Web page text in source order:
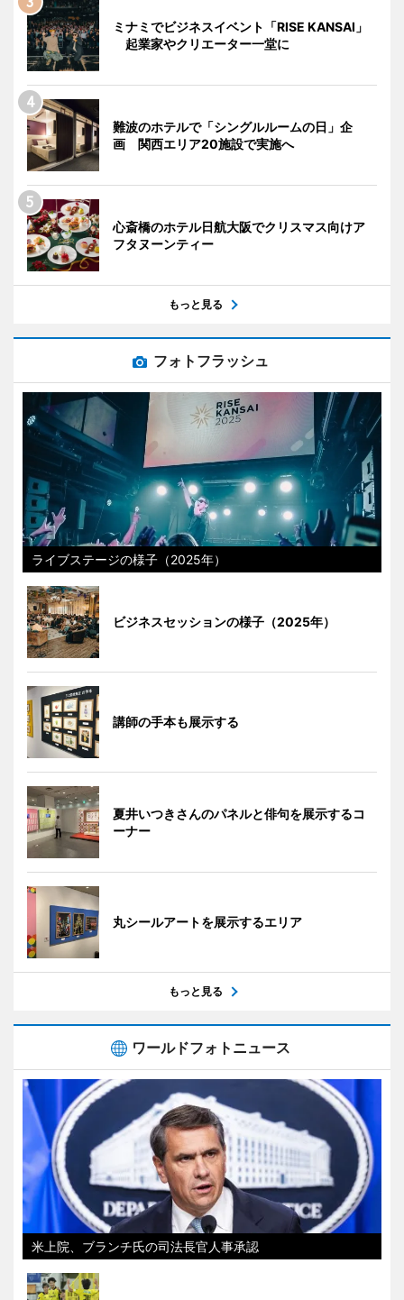
ミナミでビジネスイベント「RISE KANSAI」
起業家やクリエーター一堂に
難波のホテルで「シングルルームの日」企
画 関西エリア20施設で実施へ
心斎橋のホテル日航大阪でクリスマス向けア
フタヌーンティー
もっと見る
フォトフラッシュ
ライブステージの様子（2025年）
ビジネスセッションの様子（2025年）
講師の手本も展示する
夏井いつきさんのパネルと俳句を展示するコ
ーナー
丸シールアートを展示するエリア
もっと見る
ワールドフォトニュース
米上院、ブランチ氏の司法長官人事承認